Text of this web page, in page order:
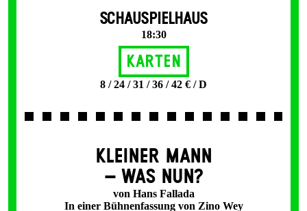
SCHAUSPIELHAUS
18:30
Karten
8 / 24 / 31 / 36 / 42 € / D
KLEINER MANN
– WAS NUN?
von Hans Fallada
In einer Bühnenfassung von Zino Wey